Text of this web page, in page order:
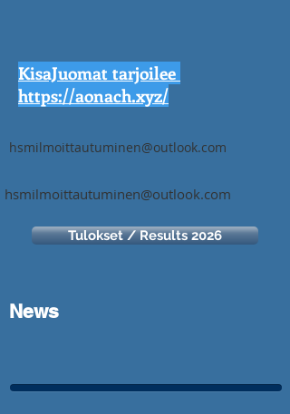
KisaJuomat tarjoilee
https://aonach.xyz/
hsmilmoittautuminen@outlook.com
hsmilmoittautuminen@outlook.com
Tulokset / Results 2026
News